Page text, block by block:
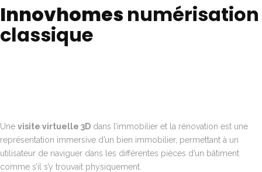
Innovhomes numérisation
classique
Une visite virtuelle 3D dans l’immobilier et la rénovation est une
représentation immersive d’un bien immobilier, permettant à un
utilisateur de naviguer dans les différentes pièces d’un bâtiment
comme s’il s’y trouvait physiquement.